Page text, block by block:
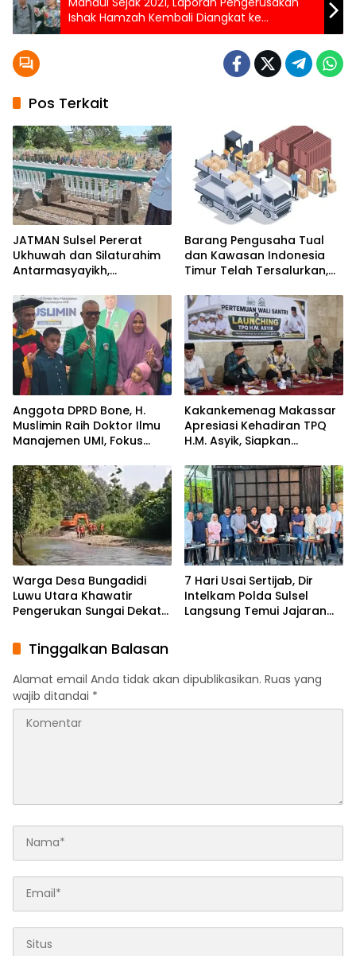
Ishak Hamzah Kembali Diangkat ke
Permukaan
Pos Terkait
JATMAN Sulsel Pererat
Ukhuwah dan Silaturahim
Antarmasyayikh,
Ikhwan-Akhwat Thariqah
Barang Pengusaha Tual
dan Kawasan Indonesia
Timur Telah Tersalurkan,
Langkah Penyelesaian PT
Afid Logistik dan PT Tanto
Intim Line
Anggota DPRD Bone, H.
Muslimin Raih Doktor Ilmu
Manajemen UMI, Fokus
ASN
Kakankemenag Makassar
Apresiasi Kehadiran TPQ
H.M. Asyik, Siapkan
Cegah Anak Miskin
Spiritualitas
Warga Desa Bungadidi
Luwu Utara Khawatir
Pengerukan Sungai Dekat
Jembatan Provinsi
7 Hari Usai Sertijab, Dir
Intelkam Polda Sulsel
Langsung Temui Jajaran
Tinggalkan Balasan
Alamat email Anda tidak akan dipublikasikan. Ruas yang
wajib ditandai *